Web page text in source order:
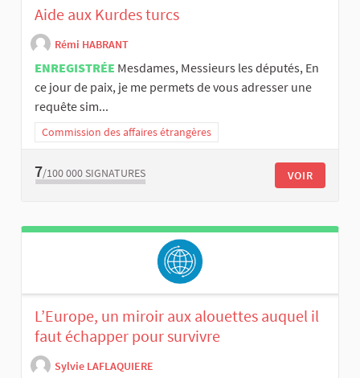
Aide aux Kurdes turcs
Rémi HABRANT
ENREGISTRÉE Mesdames, Messieurs les députés, En
ce jour de paix, je me permets de vous adresser une
requête sim...
Commission des affaires étrangères
7/100 000 SIGNATURES VOIR
L’Europe, un miroir aux alouettes auquel il
faut échapper pour survivre
Sylvie LAFLAQUIERE